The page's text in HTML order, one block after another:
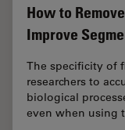
How to
Improve
The specificity of
researchers to
biological
even when using